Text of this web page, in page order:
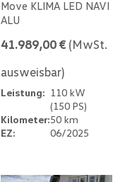
Move KLIMA LED NAVI
ALU
41.989,00 € (MwSt.
ausweisbar)
Leistung: 110 kW
(150 PS)
Kilometer:50 km
EZ:
06/2025